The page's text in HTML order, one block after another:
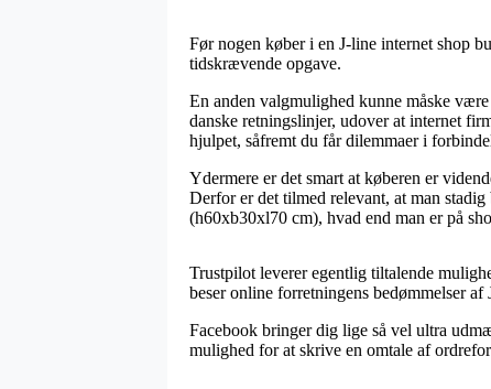
Før nogen køber i en J-line internet shop
tidskrævende opgave.
En anden valgmulighed kunne måske
danske retningslinjer, udover at internet
hjulpet, såfremt du får dilemmaer i
Ydermere er det smart at køberen er
Derfor er det tilmed relevant, at man
(h60xb30xl70 cm), hvad end man er på
Trustpilot leverer egentlig tiltalende
beser online forretningens bedømmelser
Facebook bringer dig lige så vel ultra
mulighed for at skrive en omtale af